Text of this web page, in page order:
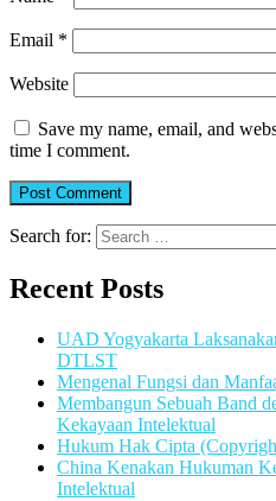
Email *
Website
Save my name, email, and
time I comment.
Search for:
Recent Posts
UAD Yogyakarta
DTLST
Mengenal Fungsi dan
Membangun Sebuah Band
Kekayaan Intelektual
Hukum Hak Cipta
China Kenakan Hukuman
Intelektual